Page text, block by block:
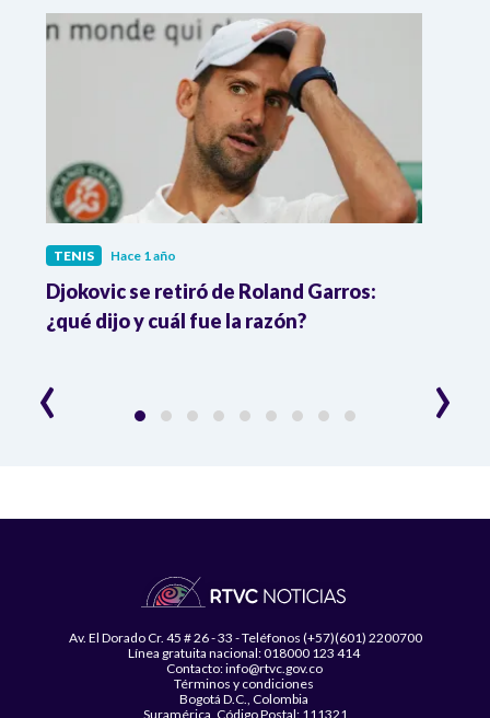
TENIS Hace 1 año
Djokovic se retiró de Roland Garros:
¿qué dijo y cuál fue la razón?
‹ ›
Av. El Dorado Cr. 45 # 26 - 33 - Teléfonos (+57)(601) 2200700
Línea gratuita nacional: 018000 123 414
Contacto: info@rtvc.gov.co
Términos y condiciones
Bogotá D.C., Colombia
Suramérica, Código Postal: 111321